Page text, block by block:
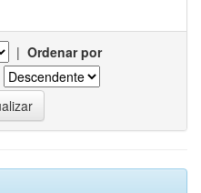
| Ordenar por